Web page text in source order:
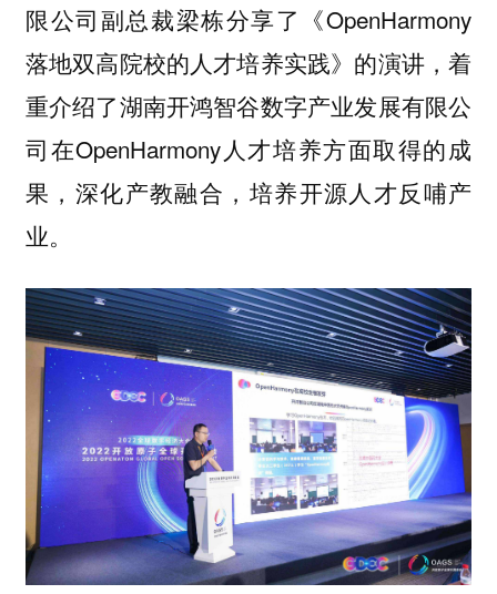
限公司副总裁梁栋分享了《OpenHarmony
落地双高院校的人才培养实践》的演讲，着
重介绍了湖南开鸿智谷数字产业发展有限公
司在OpenHarmony人才培养方面取得的成
果，深化产教融合，培养开源人才反哺产
业。